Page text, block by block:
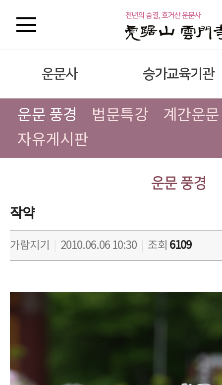
운문사 승가교육기관
운문 풍경 법문특강
계간운문
자유게시판
운문 풍경
작약
가람지기 2010.06.06 10:30 조회 6109